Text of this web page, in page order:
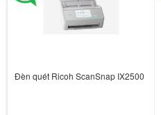
Đèn quét Ricoh ScanSnap IX2500